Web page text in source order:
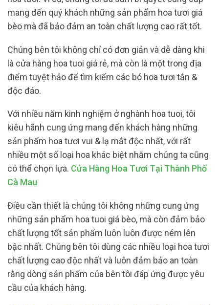
mang đến quý khách những sản phẩm hoa tươi giá
bèo mà đã bảo đảm an toàn chất lượng cao rất tốt.
Chúng bên tôi không chỉ có đơn giản và dễ dàng khi
là cửa hàng hoa tuoi giá rẻ, mà còn là một trong địa
điểm tuyệt hảo để tìm kiếm các bó hoa tươi tắn &
độc đáo.
Với nhiều năm kinh nghiệm ở nghành hoa tuoi, tôi
kiêu hãnh cung ứng mang đến khách hàng những
sản phẩm hoa tươi vui & lạ mắt độc nhất, với rất
nhiều một số loại hoa khác biệt nhằm chúng ta cũng
có thể chọn lựa. Cửa Hàng Hoa Tươi Tại Thành Phố
Cà Mau
Điều cần thiết là chúng tôi không những cung ứng
những sản phẩm hoa tuoi giá bèo, mà còn đảm bảo
chất lượng tốt sản phẩm luôn luôn được ném lên
bậc nhất. Chúng bên tôi dùng các nhiều loại hoa tươi
chất lượng cao độc nhất và luôn đảm bảo an toàn
rằng dòng sản phẩm của bên tôi đáp ứng được yêu
cầu của khách hàng.